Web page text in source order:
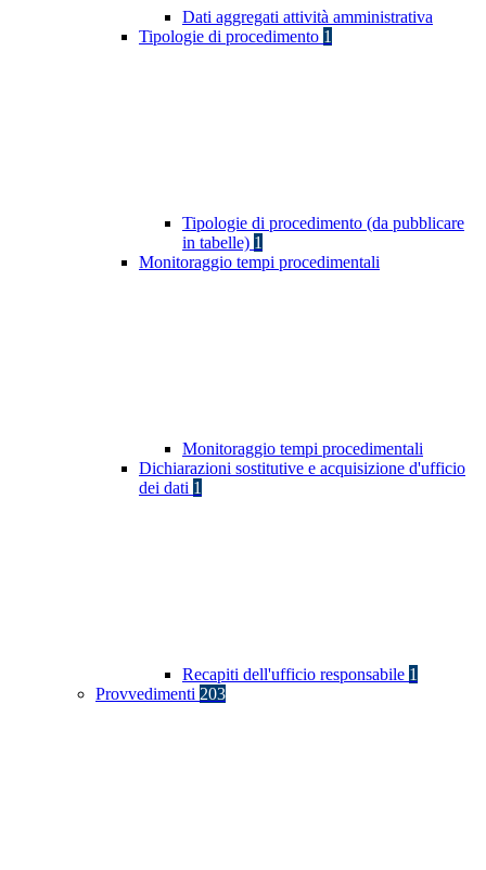
Dati aggregati attività amministrativa
Tipologie di procedimento 1
Tipologie di procedimento (da pubblicare
in tabelle) 1
Monitoraggio tempi procedimentali
Monitoraggio tempi procedimentali
Dichiarazioni sostitutive e acquisizione d'ufficio
dei dati 1
Recapiti dell'ufficio responsabile 1
Provvedimenti 203